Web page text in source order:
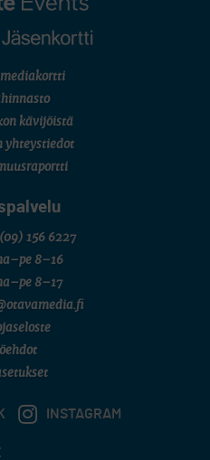
mediakortti
kävijöistä
yhteystiedot
(09) 156 6227
8–16
8–17
INSTAGRAM